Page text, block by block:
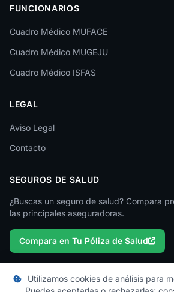
León
Lleida
Lugo
Málaga
Melilla
Murcia
Palencia
Pontevedra
Salamanca
Santa Cruz de Tenerife
FUNCIONARIOS
Cuadro Médico MUFACE
Cuadro Médico MUGEJU
Cuadro Médico ISFAS
LEGAL
Aviso Legal
Contacto
SEGUROS DE SALUD
¿Buscas un seguro de salud? Compara
las principales aseguradoras.
Compara en Tu Póliza de Salud
Utilizamos cookies de análisis para